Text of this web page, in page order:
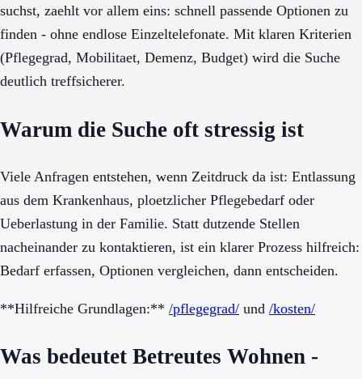
suchst, zaehlt vor allem eins: schnell passende Optionen zu
finden - ohne endlose Einzeltelefonate. Mit klaren Kriterien
(Pflegegrad, Mobilitaet, Demenz, Budget) wird die Suche
deutlich treffsicherer.
Warum die Suche oft stressig ist
Viele Anfragen entstehen, wenn Zeitdruck da ist: Entlassung
aus dem Krankenhaus, ploetzlicher Pflegebedarf oder
Ueberlastung in der Familie. Statt dutzende Stellen
nacheinander zu kontaktieren, ist ein klarer Prozess hilfreich:
Bedarf erfassen, Optionen vergleichen, dann entscheiden.
**Hilfreiche Grundlagen:** /pflegegrad/ und /kosten/
Was bedeutet Betreutes Wohnen -